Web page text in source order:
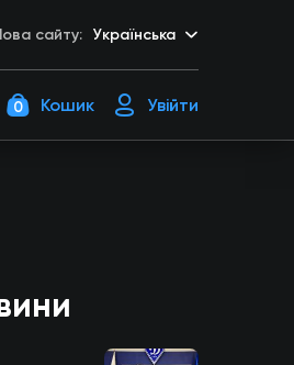
сайту: Українська
0 Кошик Увійти